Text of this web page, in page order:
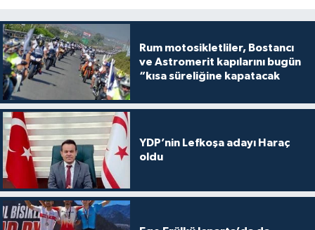
Rum motosikletliler, Bostancı
ve Astromerit kapılarını bugün
“kısa süreliğine kapatacak
YDP’nin Lefkoşa adayı Haraç
oldu